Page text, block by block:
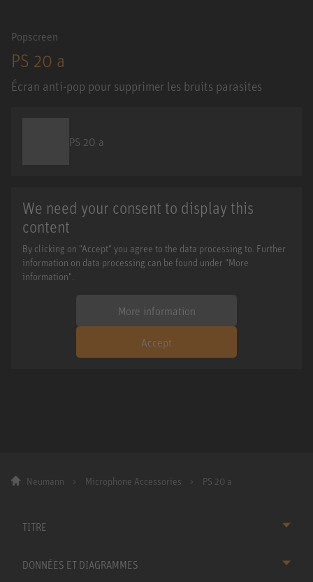
Popscreen
PS 20 a
Écran anti-pop pour supprimer les bruits parasites
PS 20 a
We need your consent to display this
content
By clicking on "Accept" you agree to the data processing to. Further
information on data processing can be found under "More
information".
More information
Accept
Neumann Microphone Accessories PS 20 a
TITRE
DONNÉES ET DIAGRAMMES